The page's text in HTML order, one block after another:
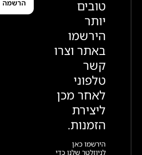
טובים
יותר
הירשמו
באתר וצרו
קשר
טלפוני
לאחר מכן
ליצירת
הזמנות.
הירשמו כאן
לניוזלטר שלנו כדי